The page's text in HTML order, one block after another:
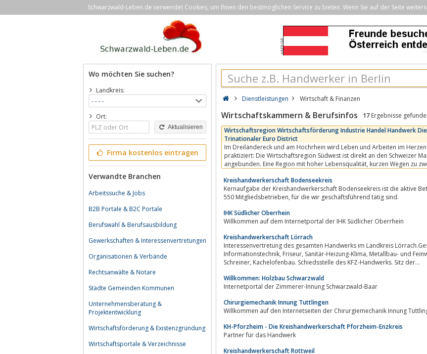
Schwarzwald-Leben.de verwendet Cookies, um Ihnen den bestmöglichen Service zu bieten. Wenn Sie auf der Seite
Wo möchten Sie suchen?
Landkreis:
Ort:
Aktualisieren
Firma kostenlos eintragen
Verwandte Branchen
Arbeitssuche & Jobs
B2B Portale & B2C Portale
Berufswahl & Berufsausbildung
Gewerkschaften & Interessenvertretungen
Organisationen & Verbände
Rechtsanwälte & Notare
Städte Gemeinden Kommunen
Unternehmensberatung &
Projektentwicklung
Wirtschaftsförderung & Existenzgründung
Wirtschaftsportale & Verzeichnisse
Dienstleistungen Wirtschaft & Finanzen
Wirtschaftskammern & Berufsinfos 17 Ergebnisse
Wirtschaftsregion Wirtschaftsförderung Industrie Handel Handwerk
Trinationaler Euro District
Im Dreiländereck und am Hochrhein wird Leben und Arbeiten im
praktiziert: Die Wirtschaftsregion Südwest ist direkt an den Schweizer
angebunden. Eine Region mit hoher Lebensqualität, kurzen Wegen zu zwei internationalen Flughäfen,
Kreishandwerkerschaft Bodenseekreis
Kernaufgabe der Kreishandwerkerschaft Bodenseekreis ist die aktive
550 Mitgliedsbetrieben, für die wir geschäftsführend tätig sind.
IHK Südlicher Oberrhein
Willkommen auf dem Internetportal der IHK Südlicher Oberrhein
Kreishandwerkerschaft Lörrach
Interessenvertretung des gesamten Handwerks im Landkreis Lörrach.Geschäfsstelle
Informationstechnik, Friseur, Sanitär-Heizung-Klima, Metallbau- und Feinwerktechnik, Raumausstatter, Stukkateur- und Gipser,
Schreiner, Kachelofenbau. Schiedsstelle des KFZ-Handwerks. Sitz der...
Willkommen: Holzbau Schwarzwald
Internetportal der Zimmerer-Innung Schwarzwald-Baar
Chirurgiemechanik Innung Tuttlingen
Willkommen auf den Internetseiten der Chirurgiemechanik Innung
KH-Pforzheim - Die Kreishandwerkerschaft Pforzheim-Enzkreis
Partner für das Handwerk
Kreishandwerkerschaft Rottweil